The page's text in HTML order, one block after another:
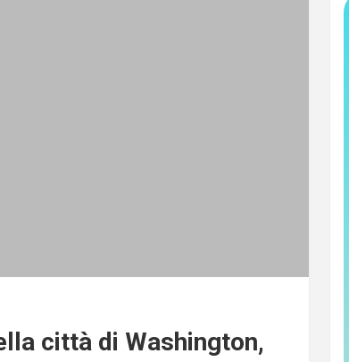
città di Washington,